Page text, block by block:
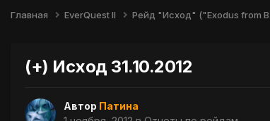
Главная EverQuest II Рейд "Исход" ("Exodus from
(+) Исход 31.10.2012
Автор Патина